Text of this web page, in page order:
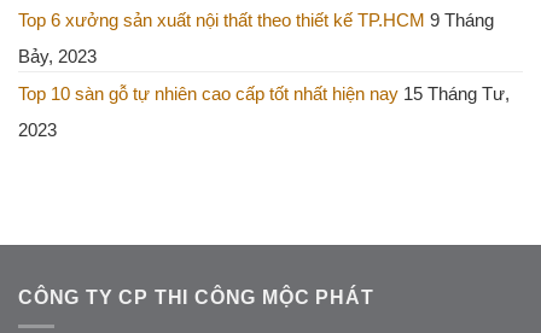
Top 6 xưởng sản xuất nội thất theo thiết kế TP.HCM 9 Tháng
Bảy, 2023
Top 10 sàn gỗ tự nhiên cao cấp tốt nhất hiện nay 15 Tháng Tư,
2023
CÔNG TY CP THI CÔNG MỘC PHÁT